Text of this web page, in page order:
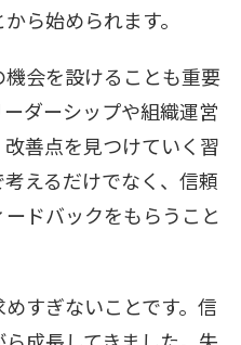
ら始められます。
会を設けることも重要
ダーシップや組織運営
善点を見つけていく習
えるだけでなく、信頼
ドバックをもらうこと
すぎないことです。信